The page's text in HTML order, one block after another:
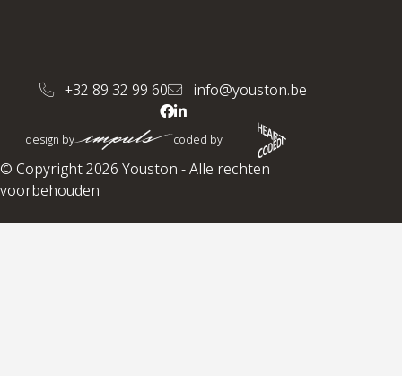
+32 89 32 99 60 info@youston.be
design by coded by
© Copyright 2026 Youston - Alle rechten
voorbehouden